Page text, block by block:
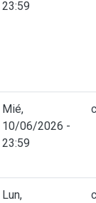
23:59
Mié,
10/06/2026 -
23:59
Lun,